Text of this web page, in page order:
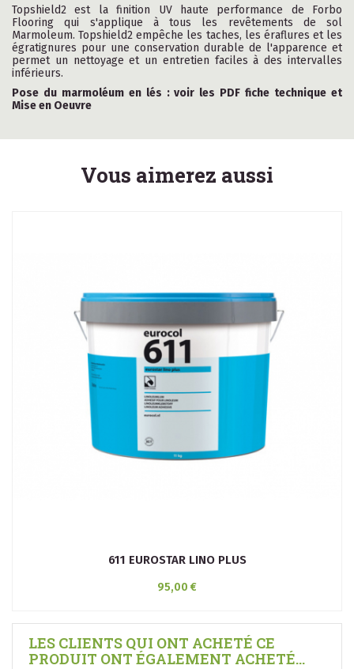
Topshield2 est la finition UV haute performance de Forbo
Flooring qui s'applique à tous les revêtements de sol
Marmoleum. Topshield2 empêche les taches, les éraflures et les
égratignures pour une conservation durable de l'apparence et
permet un nettoyage et un entretien faciles à des intervalles
inférieurs.
Pose du marmoléum en lés : voir les PDF fiche technique et
Mise en Oeuvre
Vous aimerez aussi
611 EUROSTAR LINO PLUS
95,00 €
LES CLIENTS QUI ONT ACHETÉ CE
PRODUIT ONT ÉGALEMENT ACHETÉ...